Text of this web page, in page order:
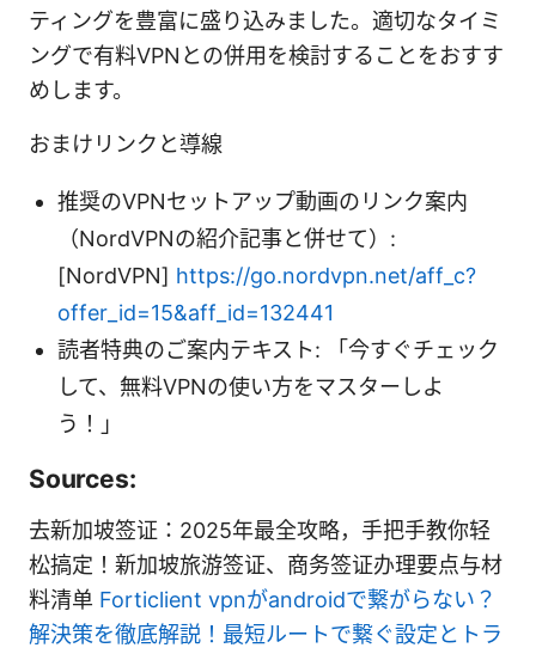
ティングを豊富に盛り込みました。適切なタイミ
ングで有料VPNとの併用を検討することをおすす
めします。
おまけリンクと導線
推奨のVPNセットアップ動画のリンク案内
（NordVPNの紹介記事と併せて）:
[NordVPN] https://go.nordvpn.net/aff_c?
offer_id=15&aff_id=132441
読者特典のご案内テキスト: 「今すぐチェック
して、無料VPNの使い方をマスターしよ
う！」
Sources:
去新加坡签证：2025年最全攻略，手把手教你轻
松搞定！新加坡旅游签证、商务签证办理要点与材
料清单 Forticlient vpnがandroidで繋がらない？
解決策を徹底解説！最短ルートで繋ぐ設定とトラ